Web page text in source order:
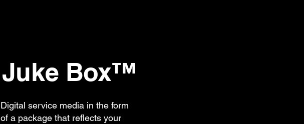
Juke Box™
Digital service media in the form
of a package that reflects your